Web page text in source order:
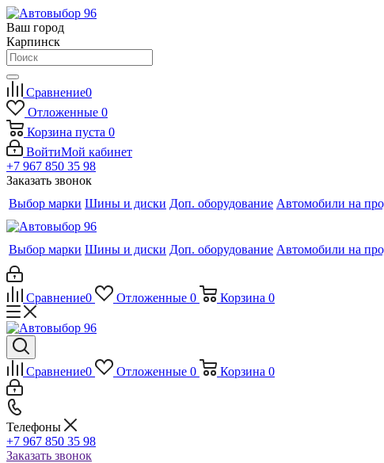
Ваш город
Карпинск
Сравнение0
Отложенные 0
Корзина пуста 0
ВойтиМой кабинет
+7 967 850 35 98
Заказать звонок
Выбор марки Шины и диски Доп. оборудование Автомобили на
Выбор марки Шины и диски Доп. оборудование Автомобили на
Сравнение0 Отложенные 0 Корзина 0
Сравнение0 Отложенные 0 Корзина 0
Телефоны
+7 967 850 35 98
Заказать звонок